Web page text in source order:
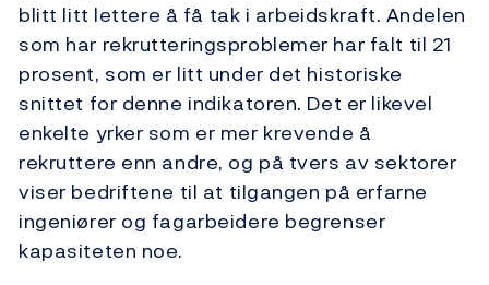
blitt litt lettere å få tak i arbeidskraft. Andelen
som har rekrutteringsproblemer har falt til 21
prosent, som er litt under det historiske
snittet for denne indikatoren. Det er likevel
enkelte yrker som er mer krevende å
rekruttere enn andre, og på tvers av sektorer
viser bedriftene til at tilgangen på erfarne
ingeniører og fagarbeidere begrenser
kapasiteten noe.